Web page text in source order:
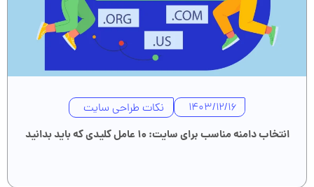
1403/12/16
نکات طراحی سایت
انتخاب دامنه مناسب برای سایت: ۱۰ عامل کلیدی که باید بدانید